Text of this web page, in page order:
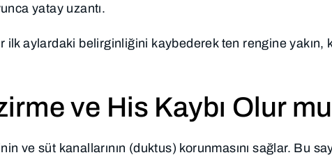
yatay uzantı.
ilk aylardaki belirginliğini kaybederek ten rengine yakın,
ve His Kaybı Olur
ve süt kanallarının (duktus) korunmasını sağlar. Bu